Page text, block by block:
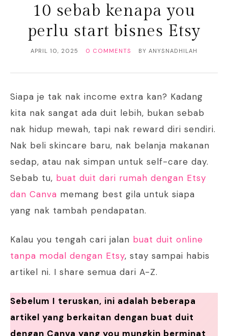
10 sebab kenapa you
perlu start bisnes Etsy
APRIL 10, 2025 0 COMMENTS BY ANYSNADHILAH
Siapa je tak nak income extra kan? Kadang
kita nak sangat ada duit lebih, bukan sebab
nak hidup mewah, tapi nak reward diri sendiri.
Nak beli skincare baru, nak belanja makanan
sedap, atau nak simpan untuk self-care day.
Sebab tu, buat duit dari rumah dengan Etsy
dan Canva memang best gila untuk siapa
yang nak tambah pendapatan.
Kalau you tengah cari jalan buat duit online
tanpa modal dengan Etsy, stay sampai habis
artikel ni. I share semua dari A-Z.
Sebelum I teruskan, ini adalah beberapa
artikel yang berkaitan dengan buat duit
dengan Canva yang you mungkin berminat